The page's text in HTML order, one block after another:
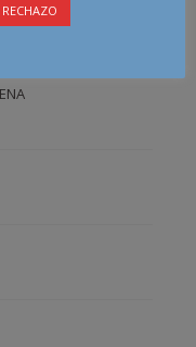
RECHAZO